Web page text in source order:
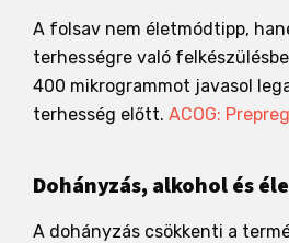
A folsav nem életmódtipp,
terhességre való
400 mikrogrammot javasol
terhesség előtt. ACOG:
Dohányzás, alkohol és
A dohányzás csökkenti a